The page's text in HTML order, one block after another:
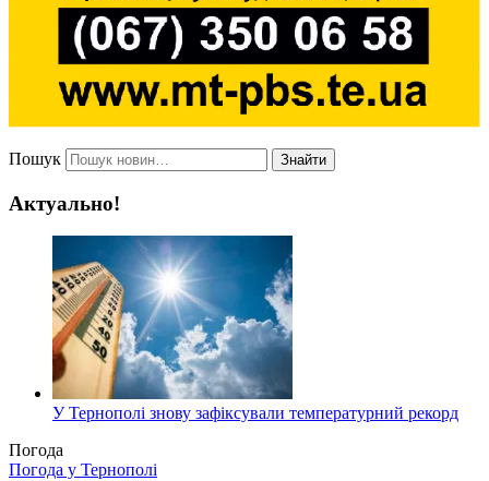
Пошук Знайти
Актуально!
У Тернополі знову зафіксували температурний рекорд
Погода
Погода у Тернополі